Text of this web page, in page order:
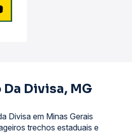
Divisa, MG
Divisa em Minas Gerais
trechos estaduais e